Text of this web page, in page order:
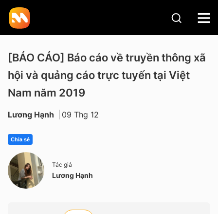
[BÁO CÁO] Báo cáo về truyền thông xã
hội và quảng cáo trực tuyến tại Việt
Nam năm 2019
Lương Hạnh 09 Thg 12
Chia sẻ
Tác giả
Lương Hạnh